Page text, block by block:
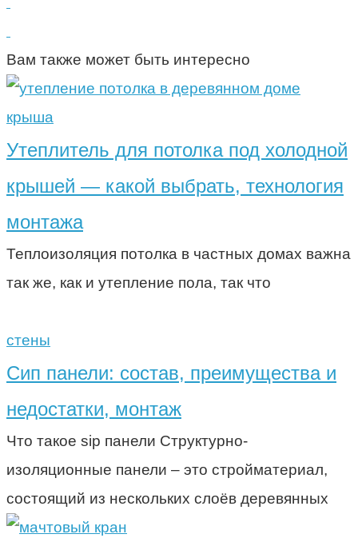
Вам также может быть интересно
крыша
Утеплитель для потолка под холодной
крышей — какой выбрать, технология
монтажа
Теплоизоляция потолка в частных домах важна
так же, как и утепление пола, так что
стены
Сип панели: состав, преимущества и
недостатки, монтаж
Что такое sip панели Структурно-
изоляционные панели – это стройматериал,
состоящий из нескольких слоёв деревянных